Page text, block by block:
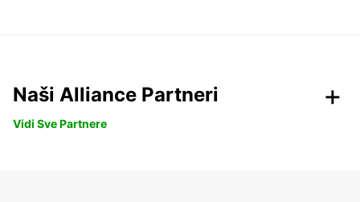
Naši Alliance Partneri
Vidi Sve Partnere